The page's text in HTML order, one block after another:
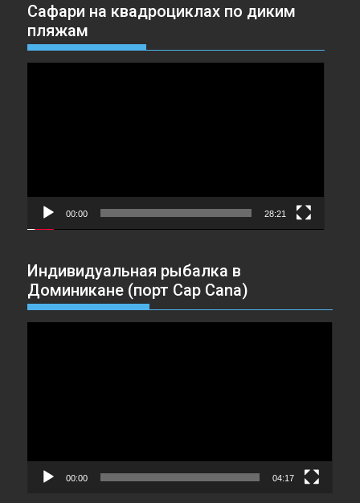
Сафари на квадроциклах по диким
пляжам
00:00 28:21
Индивидуальная рыбалка в
Доминикане (порт Cap Cana)
00:00 04:17